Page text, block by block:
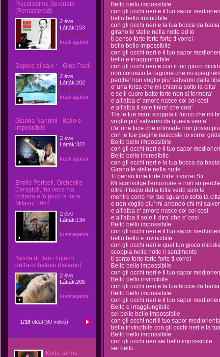
Piccolissima Serenata
(Remastered)
2 éve
Látták:153
kustragabor
Sapore di sale * - Gino Paoli
2 éve
Látták:202
kustragabor
Gianna Nannini - Bello e
impossibile
2 éve
Látták:322
kustragabor
Emilio Pericoli, Orchestra
Ceragioli, 'na voce 'na
chitarra e 'o poco 'e luna,
Milano, 1954
2 éve
Látták:134
kustragabor
Nicola di Bari - I giorni
dell'arcobaleno (Italiano)
2 éve
Látták:206
kustragabor
1/10 oldal (80 videó)
Koós János
Bello bello impossibile
con gli occhi neri e il tuo sapor
bello bello invincibile
con gli occhi neri e la tua bocca da
girano le stelle nella notte ed io
ti penso forte forte forte ti vorrei
bello bello impossibile
con gli occhi neri e il tuo sapor
bello e irraggiungibile
con gli occhi neri e con il tuo gioco
non conosco la ragione che mi
perche' non voglio piu' salvarmi dalla
e' una forza che mi chiama sotto la citta'
e se il cuore batte forte non si fermera'
e all'alba e' amore nasce col sol così
e all'alba il sole finira' che cosi'
Tra le tue mani scoppia il fuoco che mi
voglio piu' salvarmi da questa verita'
c'e' una luce che m'invade non posso
con le tue pagine nascoste lo vorrei
Bello bello impossibile
con gli occhi neri e il tuo sapor
Bello bello incredibile
con gli occhi neri e la tua bocca da
Girano le stelle nella notte
Ti penso forte forte forte ti vorrei Sii....
Mi sconvolge l'emozione e non so
oltre il bacio della folla vedo solo te
mentre corro nel tuo sguardo sotto la
e non voglio piu' mi arrendo chi mi
e all'alba e' amore nasce col sol cosi
e all'alba il sole ti dira' che e' cosi
Bello bello impossibile
con gli occhi neri e il tuo sapor
bello bello e invincibile
con gli occhi neri e quel tuo gioco
scoppia nella notte il sentimento
ti sento forte forte forte ti vorrei
Bello bello impossibile
con gli occhi neri e il tuo sapor
Bello bello invincibile
con gli occhi neri e la tua bocca da
Bello bello impossibile
con gli occhi neri e il tuo sapor
Bello e irraggiungibile
sei bello bello impossibile
con gli occhi neri il tuo sapor
bello invincibile con gli occhi neri e la
Bello bello impossibile
con gli occhi neri sei bello impossibile
sei bello....